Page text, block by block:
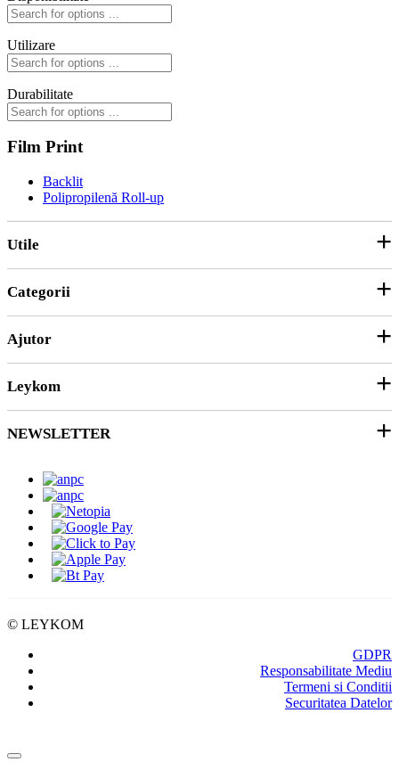
Utilizare
Durabilitate
Film Print
Backlit
Polipropilenă Roll-up
Utile
Parteneri
Categorii
Echipamente și Consumabile
Ambalare
Ajutor
Contact
Leykom
Despre noi
Modalitati de Livrare
NEWSLETTER
© LEYKOM
GDPR
Responsabilitate Mediu
Termeni si Conditii
Securitatea Datelor